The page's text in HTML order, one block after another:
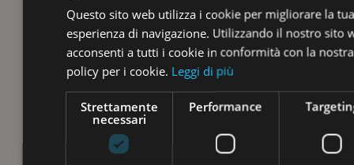
Questo sito web utilizza i cookie per migliorare la tua
esperienza di navigazione. Utilizzando il nostro sito
acconsenti a tutti i cookie in conformità con la nostra
policy per i cookie. Leggi di più
Strettamente
necessari
Performance